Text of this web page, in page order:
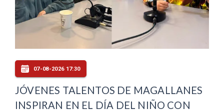
07-08-2026 17:30
JÓVENES TALENTOS DE MAGALLANES
INSPIRAN EN EL DÍA DEL NIÑO CON